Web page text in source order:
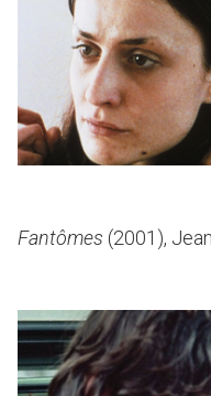
Fantômes (2001),